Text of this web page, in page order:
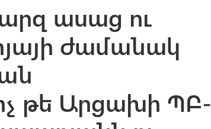
ասաց ու
ժամանակ
թե Արցախի ՊԲ-